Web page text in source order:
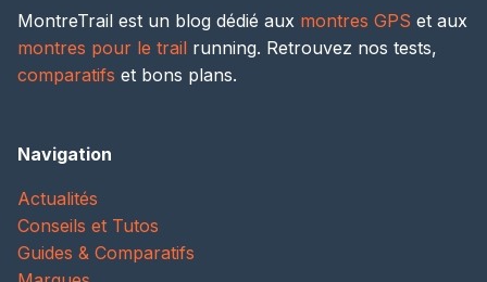
MontreTrail est un blog dédié aux montres GPS et aux
montres pour le trail running. Retrouvez nos tests,
comparatifs et bons plans.
Navigation
Actualités
Conseils et Tutos
Guides & Comparatifs